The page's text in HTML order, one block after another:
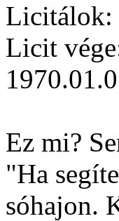
Licitálok:
Licit
Ez mi?
"Ha
sóhajon.